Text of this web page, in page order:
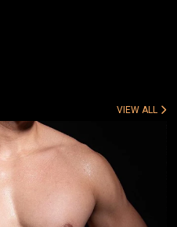
VIEW ALL